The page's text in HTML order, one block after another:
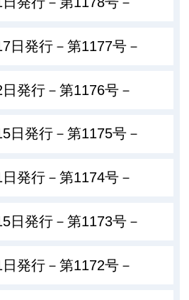
日発行－第1177号－
発行－第1176号－
日発行－第1175号－
発行－第1174号－
日発行－第1173号－
発行－第1172号－